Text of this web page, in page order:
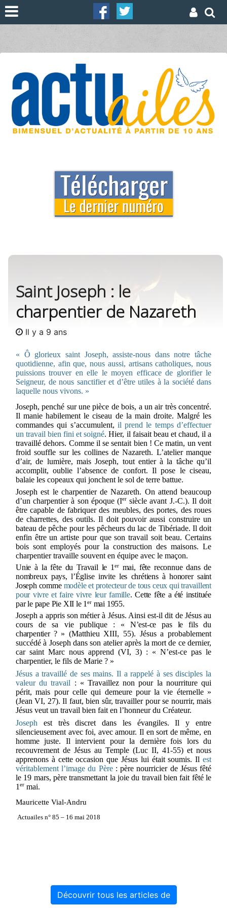
Saint Joseph : le
charpentier de Nazareth
Il y a 9 ans
« Ô glorieux saint Joseph, assiste-nous dans notre tâche
quotidienne, afin que, nous aussi, artisans catholiques, nous
puissions trouver en elle le moyen efficace de glorifier le
Seigneur, de nous sanctifier et d’être utiles à la société dans
laquelle nous vivons. »
Joseph, penché sur une pièce de bois, a un air très concentré.
Il manie habilement le ciseau de la main droite. Malgré les
commandes qui s’accumulent, il prend le temps d’effectuer
un travail bien fini et soigné. Hier, il faisait beau et chaud, il a
travaillé dehors. Comme il se sentait bien ! Ce matin, un vent
froid souffle sur les collines de Nazareth. L’atelier manque
d’air, de lumière, mais Joseph, tout entier à la tâche qu’il
accomplit, oublie l’absence de confort. Il pose le ciseau,
balaie les copeaux qui jonchent le sol de terre battue.
Joseph est le charpentier de Nazareth. On attend beaucoup
d’un charpentier à son époque (Ier siècle avant J.-C.). Il doit
être capable de fabriquer des meubles, des portes, des roues
de charrettes, des outils. Il doit pouvoir aussi construire un
bateau de pêche pour les pêcheurs du lac de Tibériade. Il doit
enfin être un artiste pour que son travail soit beau. Certains
bois sont employés pour la construction des maisons. Le
charpentier travaille souvent en équipe avec le maçon.
Unie à la fête du Travail le 1ermai, fête reconnue dans de
nombreux pays, l’Église invite les chrétiens à honorer saint
Joseph comme modèle et protecteur de tous ceux qui travaillent
pour vivre et faire vivre leur famille. Cette fête a été instituée
par le pape Pie XII le 1ermai 1955.
Joseph a appris son métier à Jésus. Ainsi est-il dit de Jésus au
cours de sa vie publique : « N’est-ce pas le fils du
charpentier ? » (Matthieu XIII, 55). Jésus a probablement
succédé à Joseph dans son atelier après la mort de ce dernier,
car saint Marc nous apprend (VI, 3) : « N’est-ce pas le
charpentier, le fils de Marie ? »
Jésus a travaillé de ses mains. Il a rappelé à ses disciples la
valeur du travail : « Travaillez non pour la nourriture qui
périt, mais pour celle qui demeure pour la vie éternelle »
(Jean VI, 27). Il faut, bien sûr, travailler pour se nourrir, mais
Jésus veut un travail bien fait en l’honneur du Créateur.
Joseph est très discret dans les évangiles. Il y entre
silencieusement avec foi, avec amour. Il en sort de même, en
homme juste. Il intervient pour la dernière fois lors du
recouvrement de Jésus au Temple (Luc II, 41-55) et nous
apprenons à cette occasion que Jésus lui était soumis. Il est
véritablement l’image du Père: père nourricier de Jésus fêté
le 19 mars, père transmettant la joie du travail bien fait fêté le
1 er mai.
Mauricette Vial-Andru
Actuailes n° 85 – 16 mai 2018
Découvrir tous les articles de